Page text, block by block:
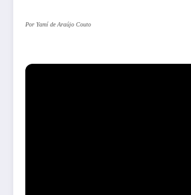
Por Yamí de Araújo Couto